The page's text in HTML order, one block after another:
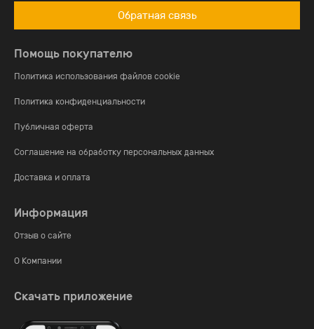
Помощь покупателю
Политика использования файлов cookie
Политика конфиденциальности
Публичная оферта
Соглашение на обработку персональных данных
Доставка и оплата
Информация
Отзыв о сайте
О Компании
Обратная связь
Скачать приложение